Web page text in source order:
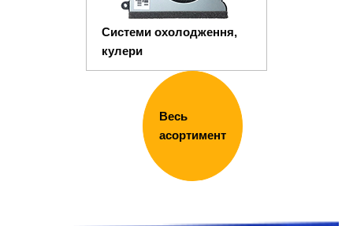
Системи охолодження,
кулери
Весь
асортимент